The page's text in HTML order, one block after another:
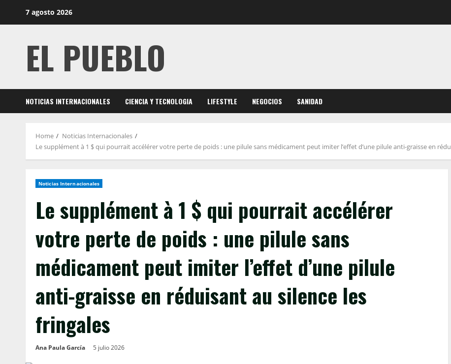
7 agosto 2026
EL PUEBLO
NOTICIAS INTERNACIONALES CIENCIA Y TECNOLOGIA LIFESTYLE NEGOCIOS SANIDAD
Home
Noticias Internacionales
Le supplément à 1 $ qui pourrait accélérer votre perte de poids : une pilule sans médicament peut imiter l’effet d’une pilule anti-graisse en
Noticias Internacionales
Le supplément à 1 $ qui pourrait accélérer
votre perte de poids : une pilule sans
médicament peut imiter l’effet d’une pilule
anti-graisse en réduisant au silence les
fringales
Ana Paula García 5 julio 2026